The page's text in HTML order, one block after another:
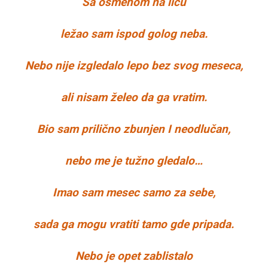
ležao sam ispod golog neba.
Nebo nije izgledalo lepo bez svog meseca,
ali nisam želeo da ga vratim.
Bio sam prilično zbunjen I neodlučan,
nebo me je tužno gledalo…
Imao sam mesec samo za sebe,
sada ga mogu vratiti tamo gde pripada.
Nebo je opet zablistalo